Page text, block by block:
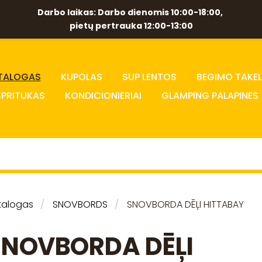
Darbo laikas: Darbo dienomis 10:00-18:00,
pietų pertrauka 12:00-13:00
KUPOLAS SUP LENTOS
BEGIMO
KONDICIONIERIAI GLAMPING PALAPINES
SNOVBORDS SNOVBORDA DĒĻI HITTABAY
DĒĻI